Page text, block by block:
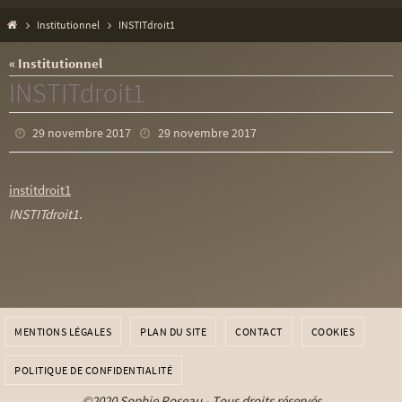
HomeInstitutionnel INSTITdroit1
« Institutionnel
INSTITdroit1
29 novembre 2017 29 novembre 2017
institdroit1
INSTITdroit1.
MENTIONS LÉGALES PLAN DU SITE CONTACT COOKIES
POLITIQUE DE CONFIDENTIALITÉ